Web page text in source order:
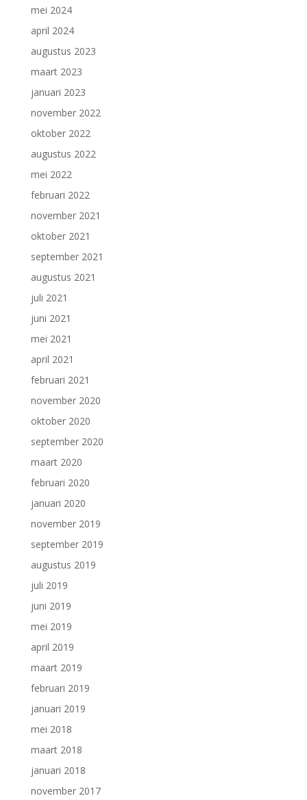
mei 2024
april 2024
augustus 2023
maart 2023
januari 2023
november 2022
oktober 2022
augustus 2022
mei 2022
februari 2022
november 2021
oktober 2021
september 2021
augustus 2021
juli 2021
juni 2021
mei 2021
april 2021
februari 2021
november 2020
oktober 2020
september 2020
maart 2020
februari 2020
januari 2020
november 2019
september 2019
augustus 2019
juli 2019
juni 2019
mei 2019
april 2019
maart 2019
februari 2019
januari 2019
mei 2018
maart 2018
januari 2018
november 2017